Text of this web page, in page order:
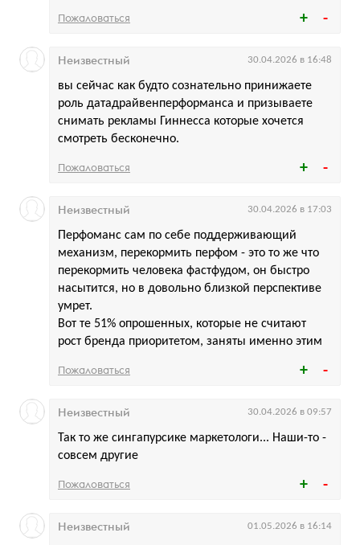
Пожаловаться
вы сейчас как будто сознательно принижаете
роль датадрайвенперформанса и призываете
снимать рекламы Гиннесса которые хочется
смотреть бесконечно.
Неизвестный 30.04.2026 в 16:48
Пожаловаться
Перфоманс сам по себе поддерживающий
механизм, перекормить перфом - это то же что
перекормить человека фастфудом, он быстро
насытится, но в довольно близкой перспективе
умрет.
Вот те 51% опрошенных, которые не считают
рост бренда приоритетом, заняты именно этим
Неизвестный 30.04.2026 в 17:03
Пожаловаться
Так то же сингапурсике маркетологи... Наши-то -
совсем другие
Неизвестный 30.04.2026 в 09:57
Пожаловаться
Неизвестный 01.05.2026 в 16:14